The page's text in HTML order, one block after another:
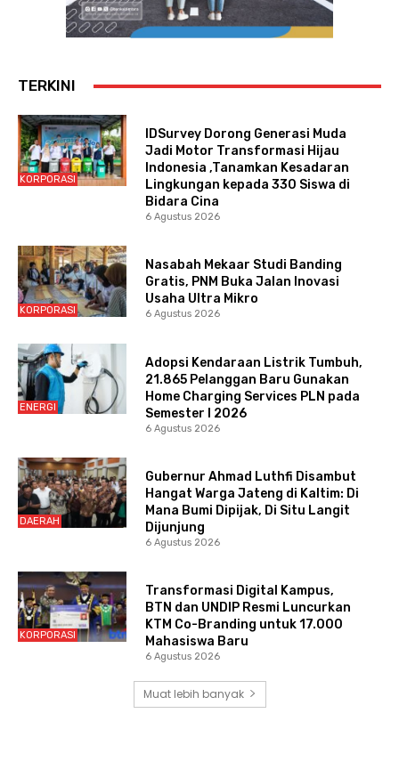
TERKINI
KORPORASI
IDSurvey Dorong Generasi Muda
Jadi Motor Transformasi Hijau
Indonesia ,Tanamkan Kesadaran
Lingkungan kepada 330 Siswa di
Bidara Cina
6 Agustus 2026
KORPORASI
Nasabah Mekaar Studi Banding
Gratis, PNM Buka Jalan Inovasi
Usaha Ultra Mikro
6 Agustus 2026
ENERGI
Adopsi Kendaraan Listrik Tumbuh,
21.865 Pelanggan Baru Gunakan
Home Charging Services PLN pada
Semester I 2026
6 Agustus 2026
DAERAH
Gubernur Ahmad Luthfi Disambut
Hangat Warga Jateng di Kaltim: Di
Mana Bumi Dipijak, Di Situ Langit
Dijunjung
6 Agustus 2026
KORPORASI
Transformasi Digital Kampus,
BTN dan UNDIP Resmi Luncurkan
KTM Co-Branding untuk 17.000
Mahasiswa Baru
6 Agustus 2026
Muat lebih banyak